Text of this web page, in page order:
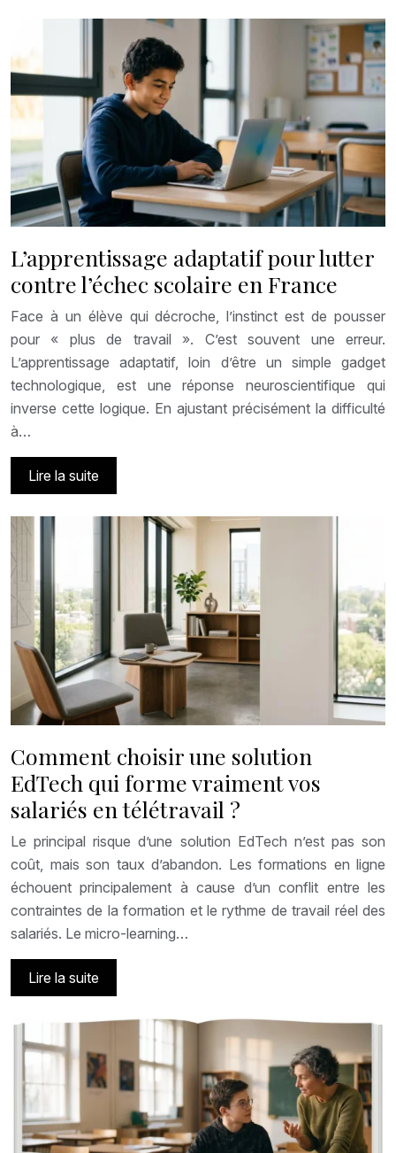
L’apprentissage adaptatif pour lutter
contre l’échec scolaire en France
Face à un élève qui décroche, l’instinct est de pousser
pour « plus de travail ». C’est souvent une erreur.
L’apprentissage adaptatif, loin d’être un simple gadget
technologique, est une réponse neuroscientifique qui
inverse cette logique. En ajustant précisément la difficulté
à…
Lire la suite
Comment choisir une solution
EdTech qui forme vraiment vos
salariés en télétravail ?
Le principal risque d’une solution EdTech n’est pas son
coût, mais son taux d’abandon. Les formations en ligne
échouent principalement à cause d’un conflit entre les
contraintes de la formation et le rythme de travail réel des
salariés. Le micro-learning…
Lire la suite